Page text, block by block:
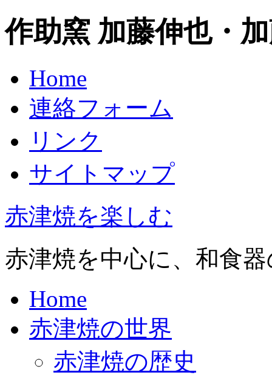
作助窯 加藤伸也・
Home
連絡フォーム
リンク
サイトマップ
赤津焼を楽しむ
赤津焼を中心に、和食
Home
赤津焼の世界
赤津焼の歴史